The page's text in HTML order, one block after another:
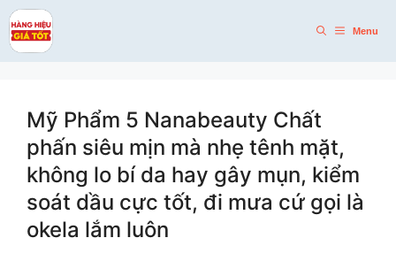
Skip
to
content
Menu
Mỹ Phẩm 5 Nanabeauty Chất
phấn siêu mịn mà nhẹ tênh mặt,
không lo bí da hay gây mụn, kiểm
soát dầu cực tốt, đi mưa cứ gọi là
okela lắm luôn